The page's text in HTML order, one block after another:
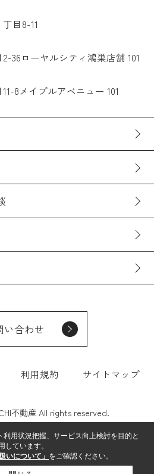
目8-11
36ローヤルシティ鴻巣店舗 101
8メイプルアベニュー 101
い合わせ
利用規約 サイトマップ
不動産 All rights reserved.
用状況把握、サービス向上検討を目的と
しています。
いについて」 をご確認ください。